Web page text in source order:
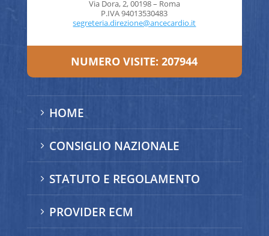
Via Dora, 2, 00198 – Roma
P.IVA 94013530483
segreteria.direzione@ancecardio.it
NUMERO VISITE:207944
5 HOME
5 CONSIGLIO NAZIONALE
5 STATUTO E REGOLAMENTO
5 PROVIDER ECM